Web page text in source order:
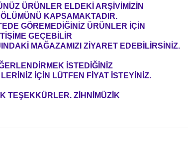
ÜRÜNLER ELDEKİ ARŞİVİMİZİN
KAPSAMAKTADIR.
GÖREMEDİĞİNİZ ÜRÜNLER İÇİN
GEÇEBİLİR
MAĞAZAMIZI ZİYARET EDEBİLİRSİNİZ.
İSTEDİĞİNİZ
İÇİN LÜTFEN FİYAT İSTEYİNİZ.
TEŞEKKÜRLER. ZİHNİMÜZİK